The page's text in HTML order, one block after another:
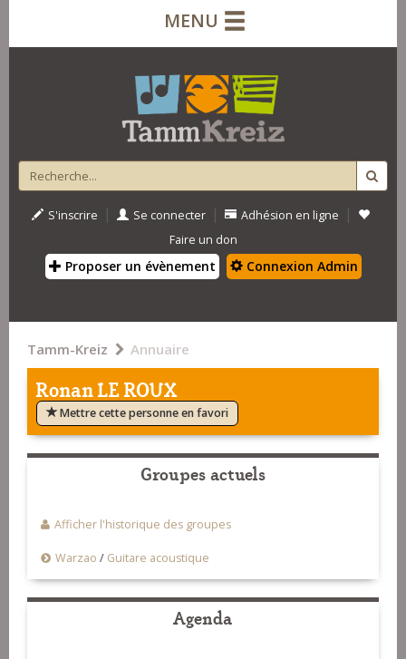
MENU
S'inscrire | Se connecter | Adhésion en ligne |
Faire un don
Proposer un évènement Connexion Admin
Tamm-Kreiz Annuaire
Ronan LE ROUX
Mettre cette personne en favori
Groupes actuels
Afficher l'historique des groupes
Warzao / Guitare acoustique
Agenda